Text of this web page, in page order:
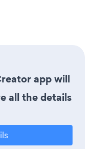
app will
all the details